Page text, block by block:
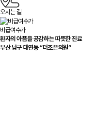
오시는 길
비급여수가
환자의 아픔을 공감하는 따뜻한 진료
부산 남구 대연동“더조은의원”